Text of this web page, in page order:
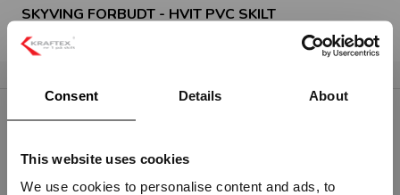
Consent Details About
This website uses cookies
We use cookies to personalise content and ads, to
SKYVING FORBUDT - HVIT PVC SKILT